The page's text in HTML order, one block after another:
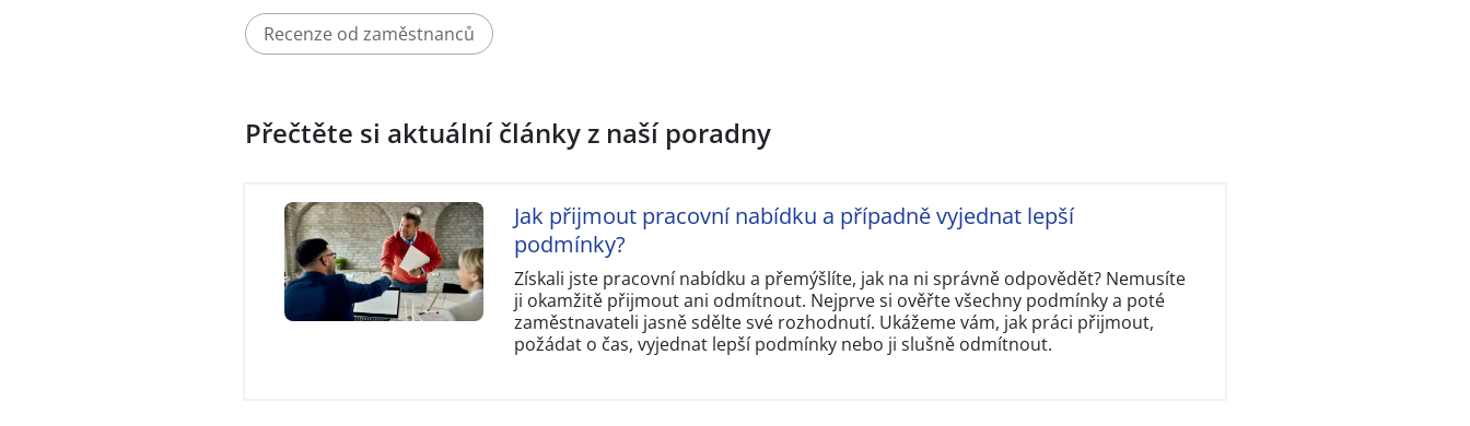
Recenze od zaměstnanců
Přečtěte si aktuální články z naší poradny
Jak přijmout pracovní nabídku a případně vyjednat lepší
podmínky?
Získali jste pracovní nabídku a přemýšlíte, jak na ni správně odpovědět? Nemusíte
ji okamžitě přijmout ani odmítnout. Nejprve si ověřte všechny podmínky a poté
zaměstnavateli jasně sdělte své rozhodnutí. Ukážeme vám, jak práci přijmout,
požádat o čas, vyjednat lepší podmínky nebo ji slušně odmítnout.